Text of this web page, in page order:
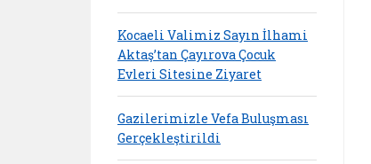
Kocaeli Valimiz Sayın İlhami
Aktaş’tan Çayırova Çocuk
Evleri Sitesine Ziyaret
Gazilerimizle Vefa Buluşması
Gerçekleştirildi